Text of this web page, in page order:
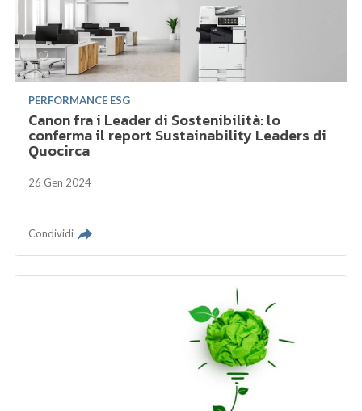
PERFORMANCE ESG
Canon fra i Leader di Sostenibilità: lo
conferma il report Sustainability Leaders di
Quocirca
26 Gen 2024
Condividi